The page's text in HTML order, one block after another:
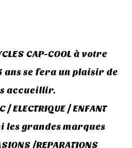
CAP-COOL à votre
ans se fera un plaisir de
accueillir.
/ ELECTRIQUE / ENFANT
les grandes marques
/REPARATIONS